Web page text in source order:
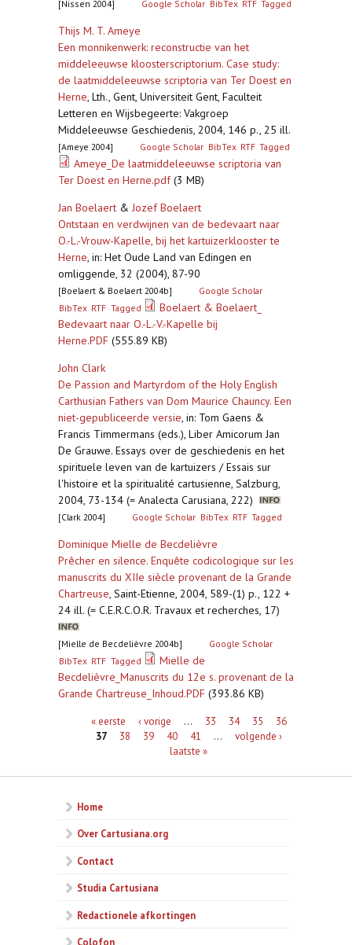
[Nissen 2004] Google Scholar BibTex RTF Tagged
Thijs M. T. Ameye
Een monnikenwerk: reconstructie van het
middeleeuwse kloosterscriptorium. Case study:
de laatmiddeleeuwse scriptoria van Ter Doest en
Herne, Lth., Gent, Universiteit Gent, Faculteit
Letteren en Wijsbegeerte: Vakgroep
Middeleeuwse Geschiedenis, 2004, 146 p., 25 ill.
[Ameye 2004] Google Scholar BibTex RTF Tagged
Ameye_De laatmiddeleeuwse scriptoria van
Ter Doest en Herne.pdf(3 MB)
Jan Boelaert & Jozef Boelaert
Ontstaan en verdwijnen van de bedevaart naar
O.-L.-Vrouw-Kapelle, bij het kartuizerklooster te
Herne, in: Het Oude Land van Edingen en
omliggende, 32 (2004), 87-90
[Boelaert & Boelaert 2004b]
Google Scholar
BibTex RTF Tagged
Boelaert & Boelaert_
Bedevaart naar O.-L.-V.-Kapelle bij
Herne.PDF (555.89 KB)
John Clark
De Passion and Martyrdom of the Holy English
Carthusian Fathers van Dom Maurice Chauncy. Een
niet-gepubliceerde versie, in: Tom Gaens &
Francis Timmermans (eds.), Liber Amicorum Jan
De Grauwe. Essays over de geschiedenis en het
spirituele leven van de kartuizers / Essais sur
l'histoire et la spiritualité cartusienne, Salzburg,
2004, 73-134 (= Analecta Carusiana, 222)
[Clark 2004] Google Scholar BibTex RTF Tagged
Dominique Mielle de Becdelièvre
Prêcher en silence. Enquête codicologique sur les
manuscrits du XIIe siècle provenant de la Grande
Chartreuse, Saint-Etienne, 2004, 589-(1) p., 122 +
24 ill. (= C.E.R.C.O.R. Travaux et recherches, 17)
[Mielle de Becdelièvre 2004b]
Google Scholar
BibTex RTF Tagged
Mielle de
Becdelièvre_Manuscrits du 12e s. provenant de la
Grande Chartreuse_Inhoud.PDF (393.86 KB)
Pagina's« eerste ‹ vorige … 33 34 35
36
37
38 39 40 41 …
volgende ›
laatste »
Home
Over Cartusiana.org
Contact
Studia Cartusiana
Redactionele afkortingen
Colofon